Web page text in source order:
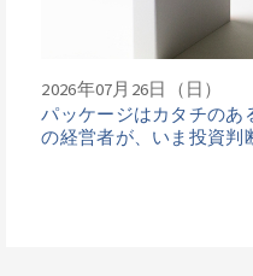
2026年07月26日（日）
パッケージはカタチのあ
の経営者が、いま投資判